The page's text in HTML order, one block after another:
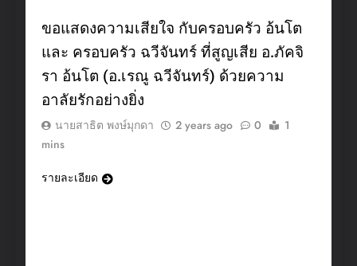
ขอแสดงความเสียใจ กับครอบครัว อ้นโต
และ ครอบครัว ฉวีจันทร์ ที่สูญเสีย อ.ภัคจิ
รา อ้นโต (อ.เรณู ฉวีจันทร์) ด้วยความ
อาลัยรักอย่างยิ่ง
นายสาธิต พงษ์มุกดา 2 years ago 0
1
mins
รายละเอียด